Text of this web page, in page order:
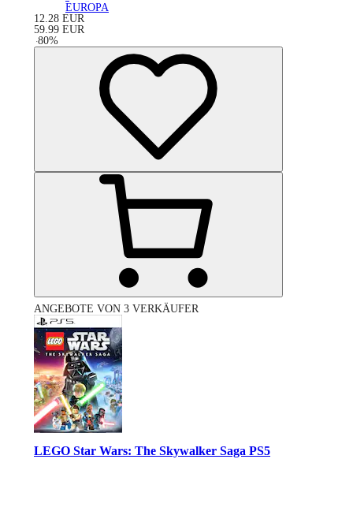
EUROPA
12.28 EUR
59.99 EUR
-80%
ANGEBOTE VON 3 VERKÄUFER
LEGO Star Wars: The Skywalker Saga PS5